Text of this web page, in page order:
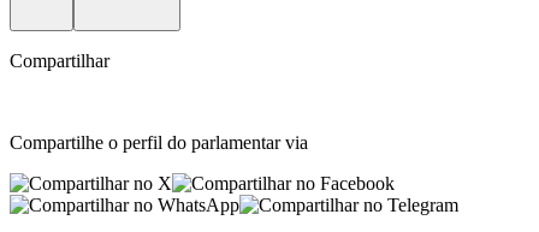
Compartilhar
Compartilhe o perfil do parlamentar via